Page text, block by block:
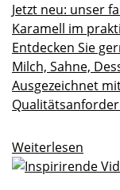
Jetzt neu: unser
Karamell im
Entdecken Sie
Milch, Sahne,
Ausgezeichnet
Weiterlesen